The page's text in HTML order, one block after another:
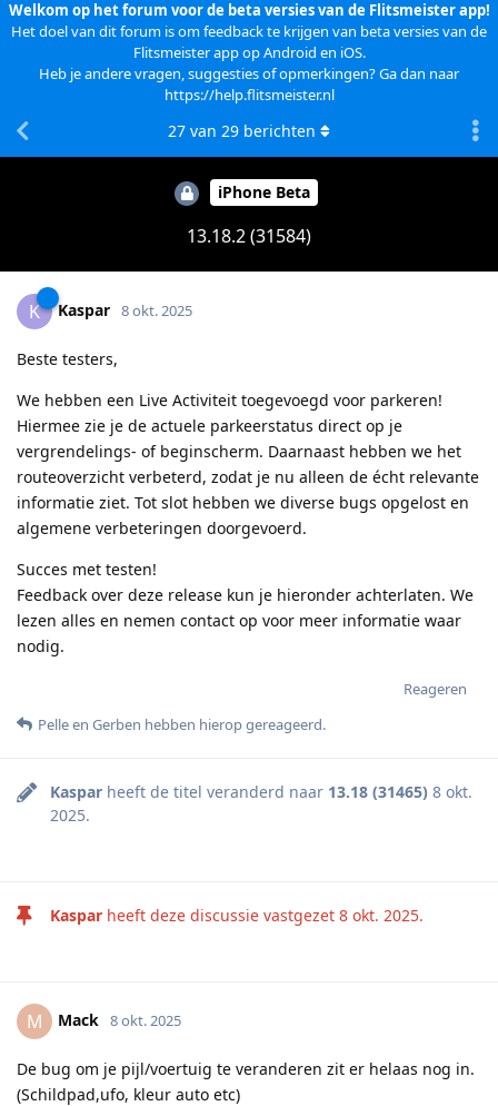
Welkom op het forum voor de beta versies van de Flitsmeister app!
Het doel van dit forum is om feedback te krijgen van beta versies van de
Flitsmeister app op Android en iOS.
Heb je andere vragen, suggesties of opmerkingen? Ga dan naar
https://help.flitsmeister.nl
iPhone Beta
13.18.2 (31584)
27 van 29 berichten
K Kaspar 8 okt. 2025
Beste testers,
We hebben een Live Activiteit toegevoegd voor parkeren!
Hiermee zie je de actuele parkeerstatus direct op je
vergrendelings- of beginscherm. Daarnaast hebben we het
routeoverzicht verbeterd, zodat je nu alleen de écht relevante
informatie ziet. Tot slot hebben we diverse bugs opgelost en
algemene verbeteringen doorgevoerd.
Succes met testen!
Feedback over deze release kun je hieronder achterlaten. We
lezen alles en nemen contact op voor meer informatie waar
nodig.
Reageren
Pelleen Gerben hebben hierop gereageerd.
Kaspar heeft de titel veranderd naar 13.18 (31465) 8 okt.
2025.
Kaspar heeft deze discussie vastgezet 8 okt. 2025.
M Mack 8 okt. 2025
De bug om je pijl/voertuig te veranderen zit er helaas nog in.
(Schildpad,ufo, kleur auto etc)